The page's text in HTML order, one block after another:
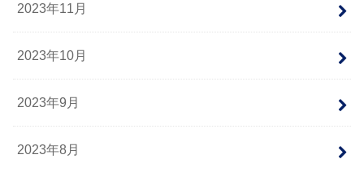
2023年11月
2023年10月
2023年9月
2023年8月